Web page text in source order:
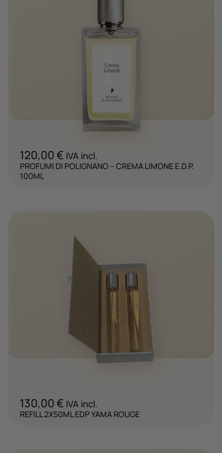
120,00€ IVA incl.
PROFUMI DI POLIGNANO – CREMA LIMONE E.D.P.
100ML
130,00€ IVA incl.
REFILL 2X50ML EDP YAMA ROUGE